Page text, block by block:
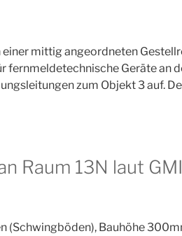
mittig angeordneten
Geräte an
zum Objekt 3 auf.
Raum 13N laut
(Schwingböden), Bauhöhe